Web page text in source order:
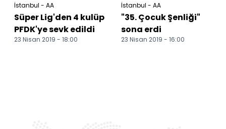
İstanbul - AA
Süper Lig'den 4 kulüp
PFDK'ye sevk edildi
23 Nisan 2019 - 18:00
İstanbul - AA
"35. Çocuk Şenliği"
sona erdi
23 Nisan 2019 - 16:00